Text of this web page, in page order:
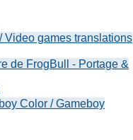
games translations
de FrogBull - Portage &
Color / Gameboy